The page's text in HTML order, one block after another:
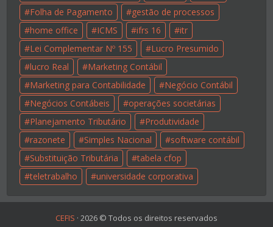
Folha de Pagamento
gestão de processos
home office
ICMS ifrs 16
itr
Lei Complementar Nº 155
Lucro Presumido
lucro Real
Marketing Contábil
Marketing para Contabilidade
Negócio Contábil
Negócios Contábeis
operações societárias
Planejamento Tributário
Produtividade
razonete
Simples Nacional
software contábil
Substituição Tributária
tabela cfop
teletrabalho
universidade corporativa
CEFIS · 2026 © Todos os direitos reservados